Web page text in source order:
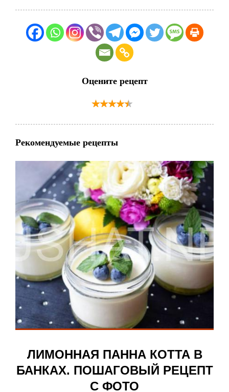
Оцените рецепт
Рекомендуемые рецепты
ЛИМОННАЯ ПАННА КОТТА В
БАНКАХ. ПОШАГОВЫЙ РЕЦЕПТ
С ФОТО